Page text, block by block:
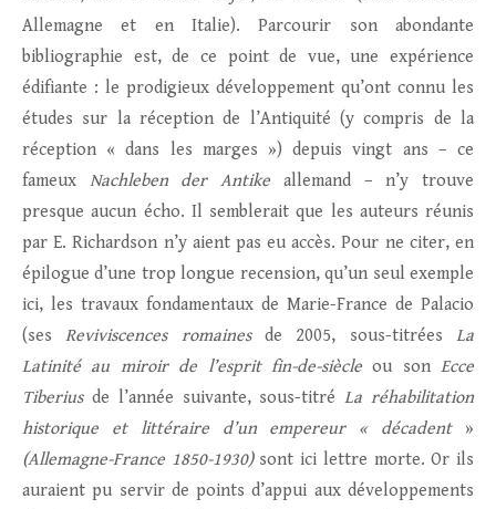
Allemagne et en Italie). Parcourir son abondante
bibliographie est, de ce point de vue, une expérience
édifiante : le prodigieux développement qu’ont connu les
études sur la réception de l’Antiquité (y compris de la
réception « dans les marges ») depuis vingt ans – ce
fameux Nachleben der Antike allemand – n’y trouve
presque aucun écho. Il semblerait que les auteurs réunis
par E. Richardson n’y aient pas eu accès. Pour ne citer, en
épilogue d’une trop longue recension, qu’un seul exemple
ici, les travaux fondamentaux de Marie-France de Palacio
(sesReviviscences romainesde 2005, sous-titrées La
Latinité au miroir de l’esprit fin-de-siècleou son Ecce
Tiberius de l’année suivante, sous-titréLa réhabilitation
historique et littéraire d’un empereur « décadent »
(Allemagne-France 1850-1930) sont ici lettre morte. Or ils
auraient pu servir de points d’appui aux développements